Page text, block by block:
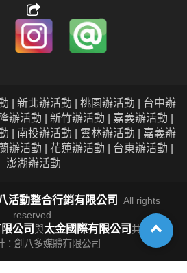
| 新北辦活動 | 桃園辦活動 | 台中辦
辦活動 | 新竹辦活動 | 嘉義辦活動 |
| 南投辦活動 | 雲林辦活動 | 嘉義辦
辦活動 | 花蓮辦活動 | 台東辦活動 |
澎湖辦活動
活動整合行銷有限公司
All rights
reserved.
公司與太金國際有限公司共同經營
：創八多媒體有限公司